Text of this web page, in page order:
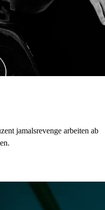
jamalsrevenge arbeiten ab